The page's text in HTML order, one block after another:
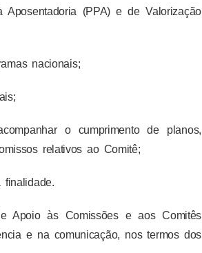
(PPA) e de Valorização
nacionais;
o cumprimento de planos,
relativos ao Comitê;
Apoio às Comissões e aos Comitês
e na comunicação, nos termos dos